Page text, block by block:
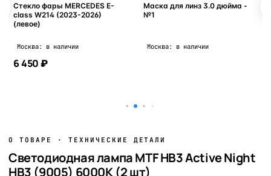
Стекло фары MERCEDES E-
class W214 (2023-2026)
(левое)
Москва: в наличии
6 450 ₽
Маска для линз 3.0 дюйма -
№1
Москва: в наличии
О ТОВАРЕ · ТЕХНИЧЕСКИЕ ДЕТАЛИ
Светодиодная лампа MTF HB3 Active Night
HB3 (9005) 6000K (2 шт)